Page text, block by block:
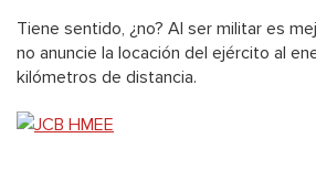
Tiene sentido, ¿no? Al ser militar es
no anuncie la locación del ejército al
kilómetros de distancia.